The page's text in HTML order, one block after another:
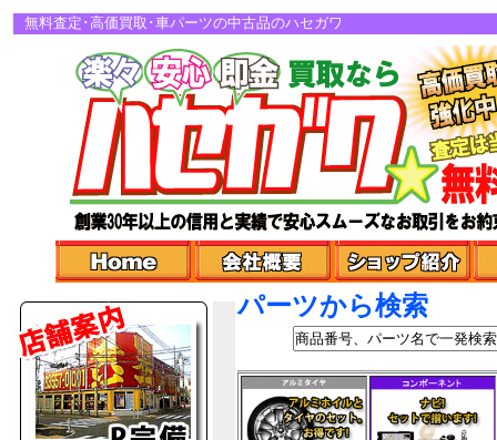
無料査定･高価買取･車パーツの中古品のハセガワ
パーツから検索